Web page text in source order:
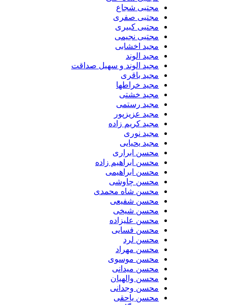
مجتبی شجاع
مجتبی صفری
مجتبی کبیری
مجتبی نجیمی
مجید اخشابی
مجید الوند‎
مجید الوند و سهیل صداقت
مجید باقری
مجید خراطها
مجید خشتی
مجید رستمی
مجید عزیزپور
مجید کریم زاده
مجید نوری
مجید یحیایی
محسن ابراری
محسن ابراهیم زاده
محسن ابراهیمی
محسن چاوشی
محسن شاه محمدی
محسن شفیعی
محسن شیخی
محسن علیزاده
محسن فسایی
محسن لرد
محسن مهراد
محسن موسوی
محسن میدانی
محسن والهیان
محسن وجدانی
محسن یاحقی